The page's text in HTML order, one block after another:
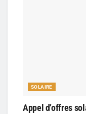
SOLAIRE
Appel d’offres